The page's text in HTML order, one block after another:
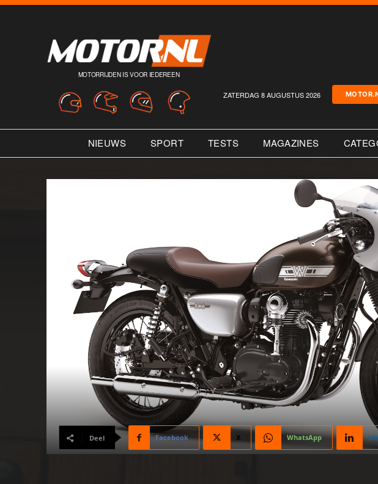
MOTORRIJDEN IS VOOR IEDEREEN
ZATERDAG 8 AUGUSTUS 2026
NIEUWS SPORT TESTS MAGAZINES
Deel Facebook X WhatsApp